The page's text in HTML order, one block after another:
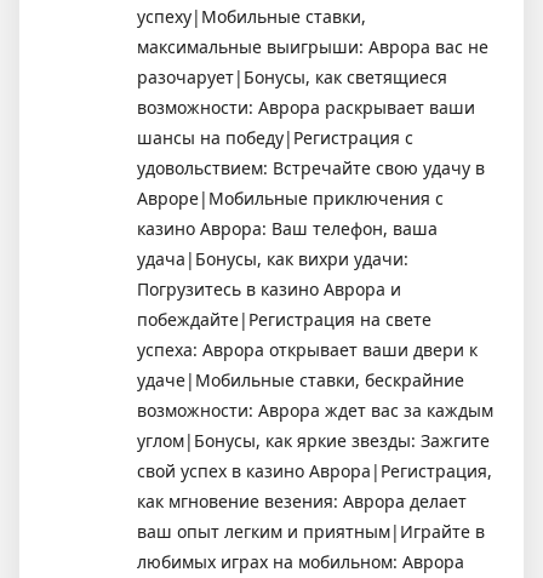
успеху|Мобильные ставки,
максимальные выигрыши: Аврора вас не
разочарует|Бонусы, как светящиеся
возможности: Аврора раскрывает ваши
шансы на победу|Регистрация с
удовольствием: Встречайте свою удачу в
Авроре|Мобильные приключения с
казино Аврора: Ваш телефон, ваша
удача|Бонусы, как вихри удачи:
Погрузитесь в казино Аврора и
побеждайте|Регистрация на свете
успеха: Аврора открывает ваши двери к
удаче|Мобильные ставки, бескрайние
возможности: Аврора ждет вас за каждым
углом|Бонусы, как яркие звезды: Зажгите
свой успех в казино Аврора|Регистрация,
как мгновение везения: Аврора делает
ваш опыт легким и приятным|Играйте в
любимых играх на мобильном: Аврора